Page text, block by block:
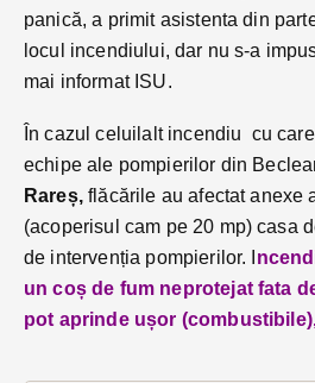
panică, a primit asistenta din
locul incendiului, dar nu s-a
mai informat ISU.
În cazul celuilalt incendiu cu
echipe ale pompierilor din
Rareș,flăcările au afectat anexe
(acoperisul cam pe 20 mp) casa
de intervenția pompierilor. I
un coș de fum neprotejat fata
pot aprinde ușor